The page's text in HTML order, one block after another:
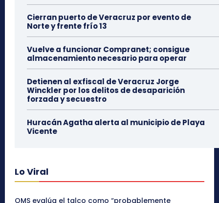
Cierran puerto de Veracruz por evento de
Norte y frente frío 13
Vuelve a funcionar Compranet; consigue
almacenamiento necesario para operar
Detienen al exfiscal de Veracruz Jorge
Winckler por los delitos de desaparición
forzada y secuestro
Huracán Agatha alerta al municipio de Playa
Vicente
Lo Viral
OMS evalúa el talco como “probablemente